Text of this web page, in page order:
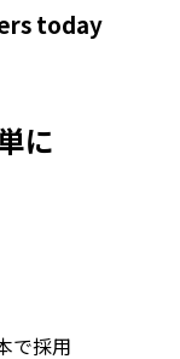
today
に
で採用